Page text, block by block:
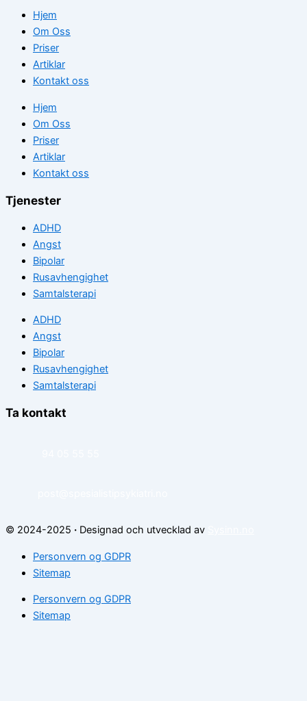
Hjem
Om Oss
Priser
Artiklar
Kontakt oss
Hjem
Om Oss
Priser
Artiklar
Kontakt oss
Tjenester
ADHD
Angst
Bipolar
Rusavhengighet
Samtalsterapi
ADHD
Angst
Bipolar
Rusavhengighet
Samtalsterapi
Ta kontakt
© 2024-2025 · Designad och utvecklad av
Personvern og GDPR
Sitemap
Personvern og GDPR
Sitemap